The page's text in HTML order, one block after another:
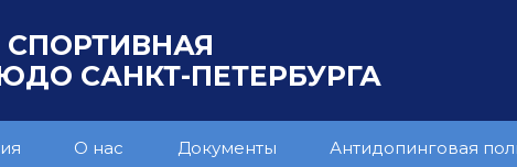
САНКТ-ПЕТЕРБУРГА
О нас Документы Антидопинговая